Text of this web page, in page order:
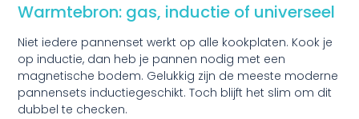
Warmtebron: gas, inductie of universeel
Niet iedere pannenset werkt op alle kookplaten. Kook je
op inductie, dan heb je pannen nodig met een
magnetische bodem. Gelukkig zijn de meeste moderne
pannensets inductiegeschikt. Toch blijft het slim om dit
dubbel te checken.